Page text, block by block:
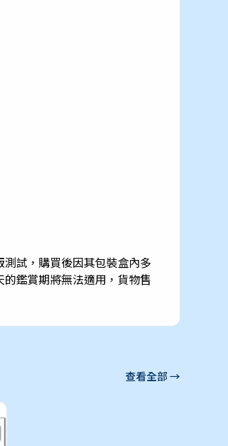
試，購買後因其包裝盒內多
鑑賞期將無法適用，貨物售
查看全部 →